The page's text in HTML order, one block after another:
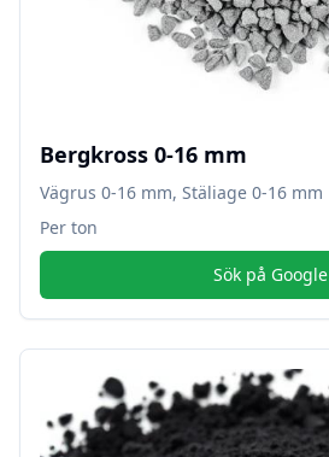
Bergkross 0-16 mm
Vägrus 0-16 mm, Stäliage 0-16 mm
Per ton
Sök på Google